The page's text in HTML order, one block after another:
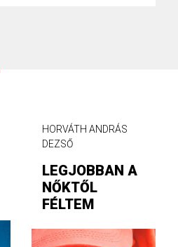
HORVÁTH ANDRÁS
DEZSŐ
LEGJOBBAN A
NŐKTŐL
FÉLTEM